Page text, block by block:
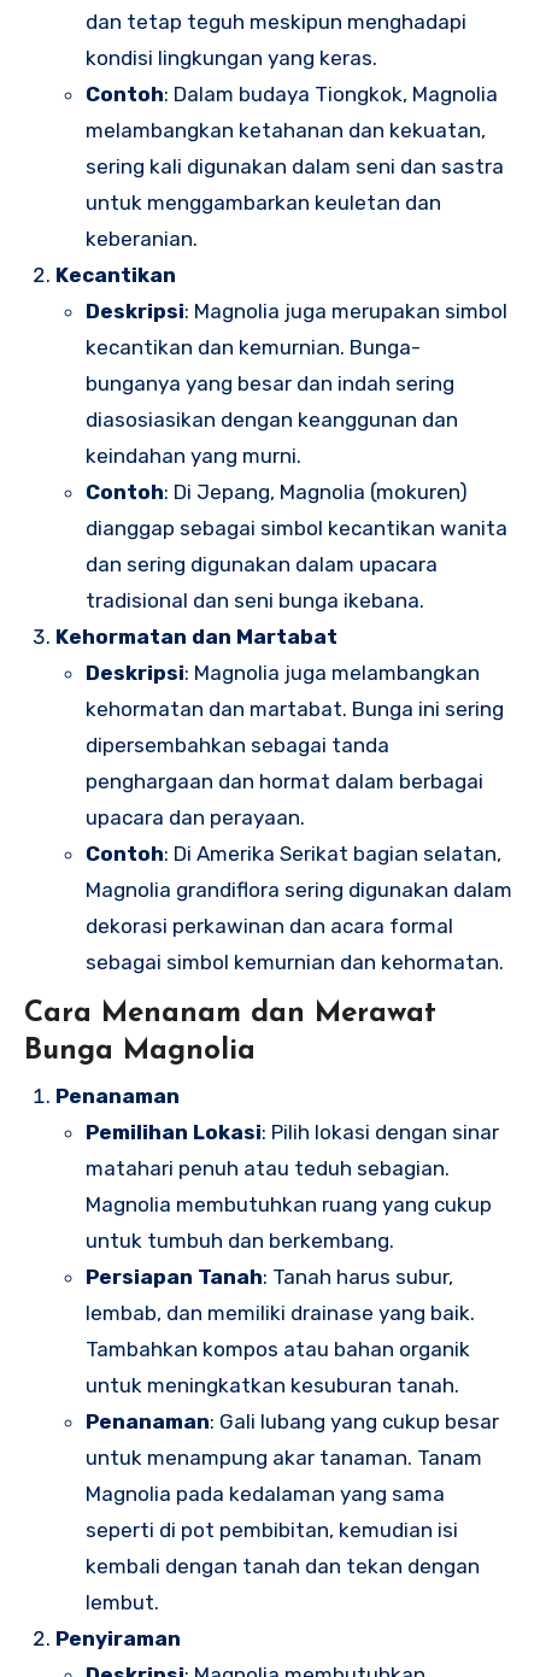
dan tetap teguh meskipun menghadapi
kondisi lingkungan yang keras.
Contoh: Dalam budaya Tiongkok, Magnolia
melambangkan ketahanan dan kekuatan,
sering kali digunakan dalam seni dan sastra
untuk menggambarkan keuletan dan
keberanian.
Kecantikan
Deskripsi: Magnolia juga merupakan simbol
kecantikan dan kemurnian. Bunga-
bunganya yang besar dan indah sering
diasosiasikan dengan keanggunan dan
keindahan yang murni.
Contoh: Di Jepang, Magnolia (mokuren)
dianggap sebagai simbol kecantikan wanita
dan sering digunakan dalam upacara
tradisional dan seni bunga ikebana.
Kehormatan dan Martabat
Deskripsi: Magnolia juga melambangkan
kehormatan dan martabat. Bunga ini sering
dipersembahkan sebagai tanda
penghargaan dan hormat dalam berbagai
upacara dan perayaan.
Contoh: Di Amerika Serikat bagian selatan,
Magnolia grandiflora sering digunakan dalam
dekorasi perkawinan dan acara formal
sebagai simbol kemurnian dan kehormatan.
Cara Menanam dan Merawat
Bunga Magnolia
Penanaman
Pemilihan Lokasi: Pilih lokasi dengan sinar
matahari penuh atau teduh sebagian.
Magnolia membutuhkan ruang yang cukup
untuk tumbuh dan berkembang.
Persiapan Tanah: Tanah harus subur,
lembab, dan memiliki drainase yang baik.
Tambahkan kompos atau bahan organik
untuk meningkatkan kesuburan tanah.
Penanaman: Gali lubang yang cukup besar
untuk menampung akar tanaman. Tanam
Magnolia pada kedalaman yang sama
seperti di pot pembibitan, kemudian isi
kembali dengan tanah dan tekan dengan
lembut.
Penyiraman